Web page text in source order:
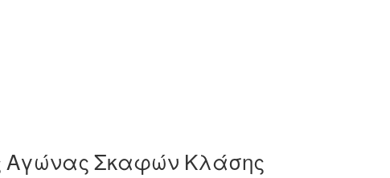
Αγώνας Σκαφών Κλάσης